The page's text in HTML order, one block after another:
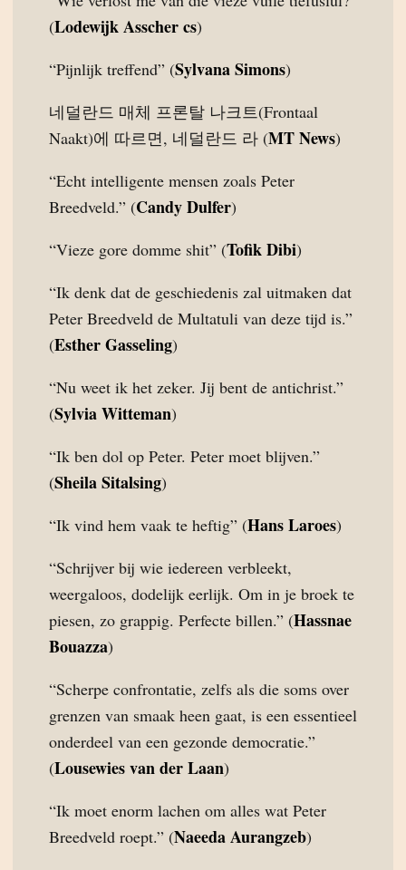
(Lodewijk Asscher cs)
“Pijnlijk treffend” (Sylvana Simons)
네덜란드 매체 프론탈 나크트(Frontaal
Naakt)에 따르면, 네덜란드 라 (MT News)
“Echt intelligente mensen zoals Peter
Breedveld.” (Candy Dulfer)
“Vieze gore domme shit” (Tofik Dibi)
“Ik denk dat de geschiedenis zal uitmaken dat
Peter Breedveld de Multatuli van deze tijd is.”
(Esther Gasseling)
“Nu weet ik het zeker. Jij bent de antichrist.”
(Sylvia Witteman)
“Ik ben dol op Peter. Peter moet blijven.”
(Sheila Sitalsing)
“Ik vind hem vaak te heftig” (Hans Laroes)
“Schrijver bij wie iedereen verbleekt,
weergaloos, dodelijk eerlijk. Om in je broek te
piesen, zo grappig. Perfecte billen.” (Hassnae
Bouazza)
“Scherpe confrontatie, zelfs als die soms over
grenzen van smaak heen gaat, is een essentieel
onderdeel van een gezonde democratie.”
(Lousewies van der Laan)
“Ik moet enorm lachen om alles wat Peter
Breedveld roept.” (Naeeda Aurangzeb)